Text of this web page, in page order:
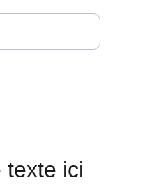
texte ici